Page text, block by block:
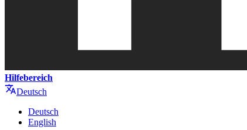
Hilfebereich
Deutsch
Deutsch
English